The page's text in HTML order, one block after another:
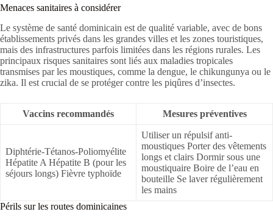
Menaces sanitaires à considérer
Le système de santé dominicain est de qualité variable, avec de bons
établissements privés dans les grandes villes et les zones touristiques,
mais des infrastructures parfois limitées dans les régions rurales. Les
principaux risques sanitaires sont liés aux maladies tropicales
transmises par les moustiques, comme la dengue, le chikungunya ou le
zika. Il est crucial de se protéger contre les piqûres d’insectes.
Vaccins recommandés Mesures préventives
Diphtérie-Tétanos-Poliomyélite
Hépatite A Hépatite B (pour les
séjours longs) Fièvre typhoïde
Utiliser un répulsif anti-
moustiques Porter des vêtements
longs et clairs Dormir sous une
moustiquaire Boire de l’eau en
bouteille Se laver régulièrement
les mains
Périls sur les routes dominicaines